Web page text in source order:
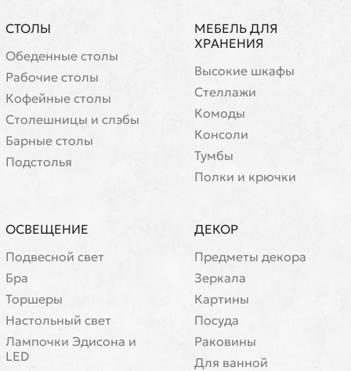
СТОЛЫ
Обеденные столы
Рабочие столы
Кофейные столы
Cтолешницы и слэбы
Барные столы
Подстолья
МЕБЕЛЬ ДЛЯ
ХРАНЕНИЯ
Высокие шкафы
Стеллажи
Комоды
Консоли
Тумбы
Полки и крючки
ОСВЕЩЕНИЕ
Подвесной свет
Бра
Торшеры
Настольный свет
Лампочки Эдисона и
LED
ДЕКОР
Предметы декора
Зеркала
Картины
Посуда
Раковины
Для ванной